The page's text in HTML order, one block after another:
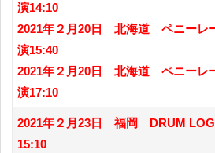
演14:10
2021年２月20日 北海道 ペニーレ
演15:40
2021年２月20日 北海道 ペニーレ
演17:10
2021年２月23日 福岡 DRUM
15:10